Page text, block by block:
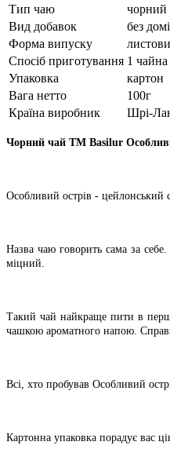
Тип чаю
чорний
Вид добавок
без
Форма випуску
Спосіб приготування 1
Упаковка
картон
Вага нетто
100г
Країна виробник
Шрі-
Чорний чай TM Basilur
Особливий острів - цейлонський
Назва чаю говорить сама за
міцний.
Такий чай найкраще пити в
чашкою ароматного напою.
Всі, хто пробував Особливий
Картонна упаковка порадує вас